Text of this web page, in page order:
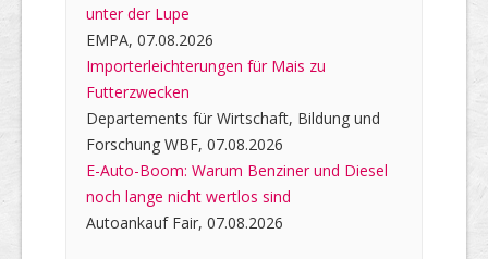
unter der Lupe
EMPA, 07.08.2026
Importerleichterungen für Mais zu
Futterzwecken
Departements für Wirtschaft, Bildung und
Forschung WBF, 07.08.2026
E-Auto-Boom: Warum Benziner und Diesel
noch lange nicht wertlos sind
Autoankauf Fair, 07.08.2026